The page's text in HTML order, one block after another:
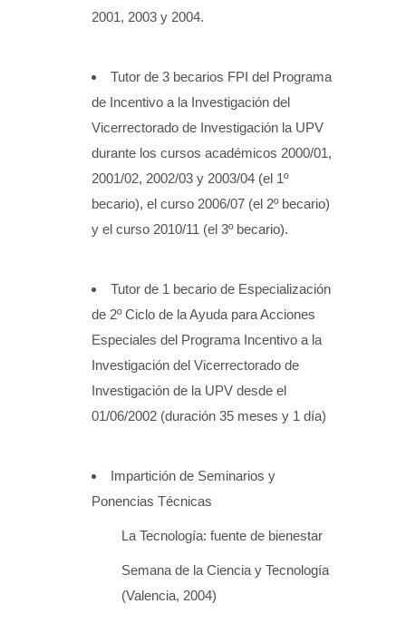
2001, 2003 y 2004.
Tutor de 3 becarios FPI del Programa
de Incentivo a la Investigación del
Vicerrectorado de Investigación la UPV
durante los cursos académicos 2000/01,
2001/02, 2002/03 y 2003/04 (el 1º
becario), el curso 2006/07 (el 2º becario)
y el curso 2010/11 (el 3º becario).
Tutor de 1 becario de Especialización
de 2º Ciclo de la Ayuda para Acciones
Especiales del Programa Incentivo a la
Investigación del Vicerrectorado de
Investigación de la UPV desde el
01/06/2002 (duración 35 meses y 1 día)
Impartición de Seminarios y
Ponencias Técnicas
La Tecnología: fuente de bienestar
Semana de la Ciencia y Tecnología
(Valencia, 2004)